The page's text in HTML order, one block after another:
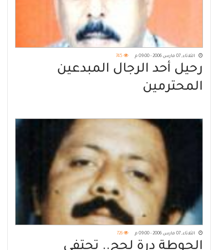
الثلاثاء, 07 مارس 2006 - 09:00 م 745
رحيل أحد الرجال المبدعين
المحترمين
الثلاثاء, 07 مارس 2006 - 09:00 م 726
الحوطة درة لحج.. تحتفي